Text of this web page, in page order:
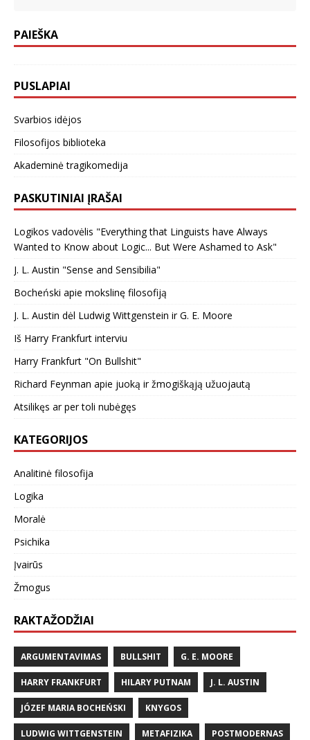
PAIEŠKA
PUSLAPIAI
Svarbios idėjos
Filosofijos biblioteka
Akademinė tragikomedija
PASKUTINIAI ĮRAŠAI
Logikos vadovėlis "Everything that Linguists have Always
Wanted to Know about Logic... But Were Ashamed to Ask"
J. L. Austin "Sense and Sensibilia"
Bocheński apie mokslinę filosofiją
J. L. Austin dėl Ludwig Wittgenstein ir G. E. Moore
Iš Harry Frankfurt interviu
Harry Frankfurt "On Bullshit"
Richard Feynman apie juoką ir žmogiškąją užuojautą
Atsilikęs ar per toli nubėgęs
KATEGORIJOS
Analitinė filosofija
Logika
Moralė
Psichika
Įvairūs
Žmogus
RAKTAŽODŽIAI
ARGUMENTAVIMAS BULLSHIT G. E. MOORE
HARRY FRANKFURT HILARY PUTNAM J. L. AUSTIN
JÓZEF MARIA BOCHEŃSKI KNYGOS
LUDWIG WITTGENSTEIN METAFIZIKA POSTMODERNAS